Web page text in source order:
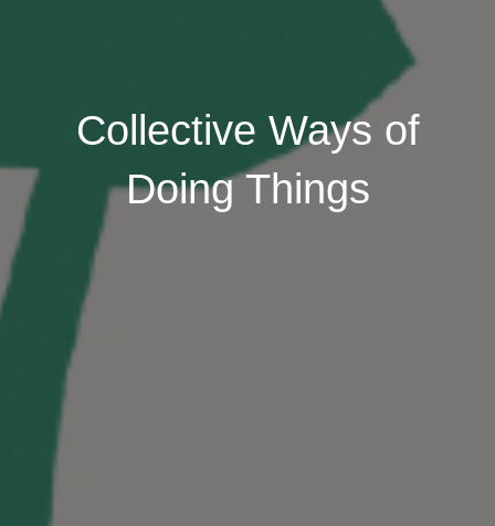
Collective Ways of
Doing Things